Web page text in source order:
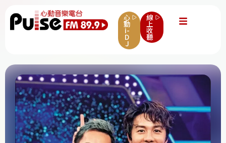
心
動
i-
D
J
線
上
收
聽